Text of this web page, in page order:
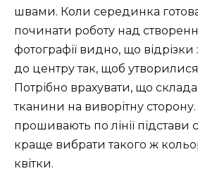
швами. Коли серединка
починати роботу над
фотографії видно, що відрізки
до центру так, щоб
Потрібно врахувати, що
тканини на виворітну
прошивають по лінії підстави
краще вибрати такого ж
квітки.